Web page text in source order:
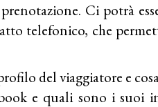
Ci potrà
telefonico, che
del viaggiatore e
e quali sono i suoi